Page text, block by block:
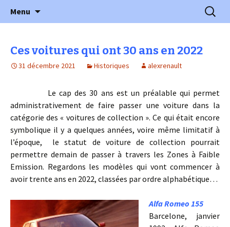
l'Automobile Ancienne
l'automobile ancienne : articles, historiques
…
Menu
Ces voitures qui ont 30 ans en 2022
31 décembre 2021 Historiques alexrenault
Le cap des 30 ans est un préalable qui permet
administrativement de faire passer une voiture dans la
catégorie des « voitures de collection ». Ce qui était encore
symbolique il y a quelques années, voire même limitatif à
l’époque, le statut de voiture de collection pourrait
permettre demain de passer à travers les Zones à Faible
Emission. Regardons les modèles qui vont commencer à
avoir trente ans en 2022, classées par ordre alphabétique…
Alfa Romeo 155
Barcelone, janvier